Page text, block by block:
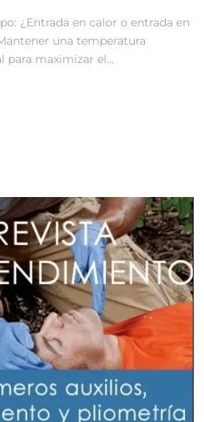
¿Entrada en calor o entrada en
una temperatura
maximizar el...